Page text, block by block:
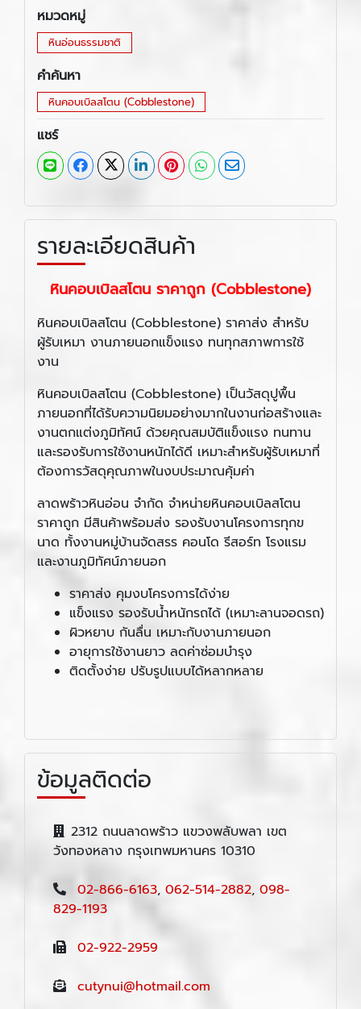
หมวดหมู่
หินอ่อนธรรมชาติ
คำค้นหา
หินคอบเบิลสโตน (Cobblestone)
แชร์
รายละเอียดสินค้า
หินคอบเบิลสโตน ราคาถูก (Cobblestone)
หินคอบเบิลสโตน (Cobblestone) ราคาส่ง สำหรับ
ผู้รับเหมา งานภายนอกแข็งแรง ทนทุกสภาพการใช้
งาน
หินคอบเบิลสโตน (Cobblestone) เป็นวัสดุปูพื้น
ภายนอกที่ได้รับความนิยมอย่างมากในงานก่อสร้างและ
งานตกแต่งภูมิทัศน์ ด้วยคุณสมบัติแข็งแรง ทนทาน
และรองรับการใช้งานหนักได้ดี เหมาะสำหรับผู้รับเหมาที่
ต้องการวัสดุคุณภาพในงบประมาณคุ้มค่า
ลาดพร้าวหินอ่อน จำกัด จำหน่ายหินคอบเบิลสโตน
ราคาถูก มีสินค้าพร้อมส่ง รองรับงานโครงการทุกข
นาด ทั้งงานหมู่บ้านจัดสรร คอนโด รีสอร์ท โรงแรม
และงานภูมิทัศน์ภายนอก
ราคาส่ง คุมงบโครงการได้ง่าย
แข็งแรง รองรับน้ำหนักรถได้ (เหมาะลานจอดรถ)
ผิวหยาบ กันลื่น เหมาะกับงานภายนอก
อายุการใช้งานยาว ลดค่าซ่อมบำรุง
ติดตั้งง่าย ปรับรูปแบบได้หลากหลาย
ข้อมูลติดต่อ
2312 ถนนลาดพร้าว แขวงพลับพลา เขต
วังทองหลาง กรุงเทพมหานคร 10310
02-866-6163, 062-514-2882, 098-
829-1193
02-922-2959
cutynui@hotmail.com